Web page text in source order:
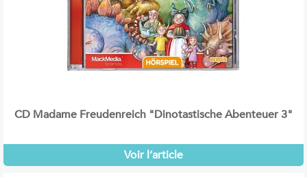
CD Madame Freudenreich "Dinotastische Abenteuer 3"
Voir l’article